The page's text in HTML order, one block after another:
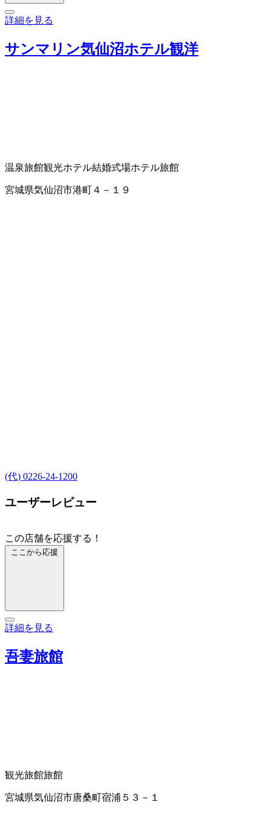
詳細を見る
サンマリン気仙沼ホテル観洋
温泉旅館観光ホテル結婚式場ホテル旅館
宮城県気仙沼市港町４－１９
(代) 0226-24-1200
ユーザーレビュー
この店舗を応援する！
ここから応援
詳細を見る
吾妻旅館
観光旅館旅館
宮城県気仙沼市唐桑町宿浦５３－１